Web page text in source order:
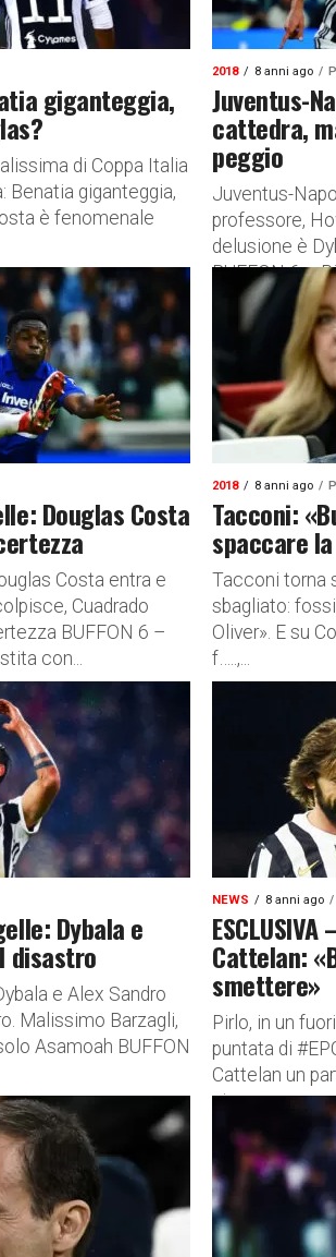
giganteggia,
di Coppa Italia
Benatia giganteggia,
è fenomenale
2018 8 anni ago
Juventus-
cattedra,
peggio
Juventus-
professore,
delusione è
BUFFON 6 –
Douglas Costa
Costa entra e
Cuadrado
BUFFON 6 –
con...
2018 8 anni ago
Tacconi:
spaccare la
Tacconi torna
sbagliato:
Oliver». E su
f…..,...
Dybala e
disastro
e Alex Sandro
Malissimo Barzagli,
Asamoah BUFFON
NEWS 8 anni ago
Cattelan:
smettere»
Pirlo, in un
puntata di
Cattelan un
giocare, non...